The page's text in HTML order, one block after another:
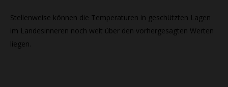
Stellenweise können die Temperaturen in geschützten Lagen
im Landesinneren noch weit über den vorhergesagten Werten
liegen.